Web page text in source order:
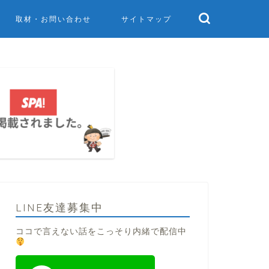
取材・お問い合わせ サイトマップ
LINE友達募集中
ココで言えない話をこっそり内緒で配信中